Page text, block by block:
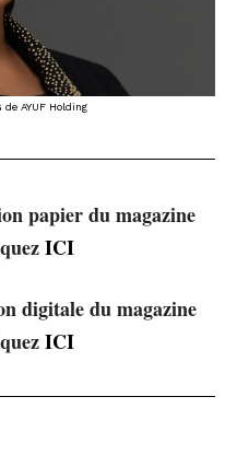
de AYUF Holding
papier du magazine
ICI
digitale du magazine
ICI